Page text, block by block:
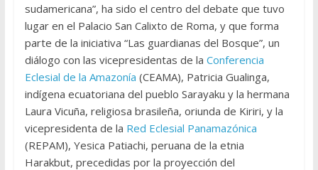
sudamericana”, ha sido el centro del debate que tuvo
lugar en el Palacio San Calixto de Roma, y que forma
parte de la iniciativa “Las guardianas del Bosque”, un
diálogo con las vicepresidentas de la Conferencia
Eclesial de la Amazonía (CEAMA), Patricia Gualinga,
indígena ecuatoriana del pueblo Sarayaku y la hermana
Laura Vicuña, religiosa brasileña, oriunda de Kiriri, y la
vicepresidenta de la Red Eclesial Panamazónica
(REPAM), Yesica Patiachi, peruana de la etnia
Harakbut, precedidas por la proyección del